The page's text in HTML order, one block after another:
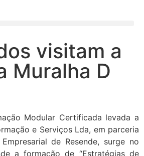
visitam a
Muralha D
Modular Certificada levada a
e Serviços Lda, em parceria
de Resende, surge no
a formação de “Estratégias de